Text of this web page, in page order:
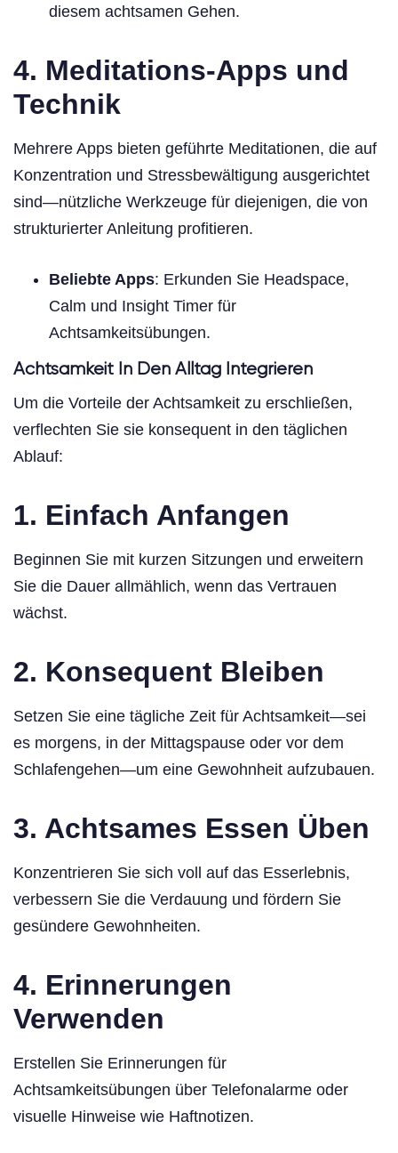
diesem achtsamen Gehen.
4. Meditations-Apps und
Technik
Mehrere Apps bieten geführte Meditationen, die auf
Konzentration und Stressbewältigung ausgerichtet
sind—nützliche Werkzeuge für diejenigen, die von
strukturierter Anleitung profitieren.
Beliebte Apps: Erkunden Sie Headspace,
Calm und Insight Timer für
Achtsamkeitsübungen.
Achtsamkeit In Den Alltag Integrieren
Um die Vorteile der Achtsamkeit zu erschließen,
verflechten Sie sie konsequent in den täglichen
Ablauf:
1. Einfach Anfangen
Beginnen Sie mit kurzen Sitzungen und erweitern
Sie die Dauer allmählich, wenn das Vertrauen
wächst.
2. Konsequent Bleiben
Setzen Sie eine tägliche Zeit für Achtsamkeit—sei
es morgens, in der Mittagspause oder vor dem
Schlafengehen—um eine Gewohnheit aufzubauen.
3. Achtsames Essen Üben
Konzentrieren Sie sich voll auf das Esserlebnis,
verbessern Sie die Verdauung und fördern Sie
gesündere Gewohnheiten.
4. Erinnerungen
Verwenden
Erstellen Sie Erinnerungen für
Achtsamkeitsübungen über Telefonalarme oder
visuelle Hinweise wie Haftnotizen.